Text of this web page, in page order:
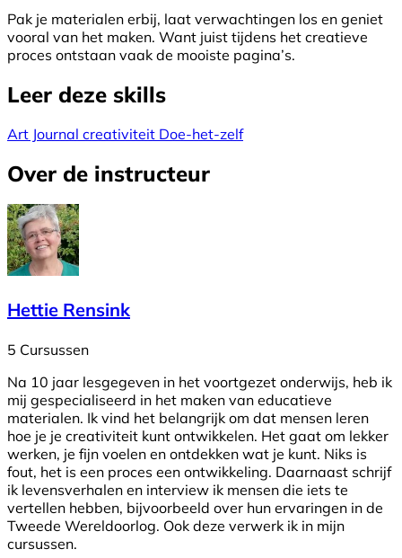
Pak je materialen erbij, laat verwachtingen los en geniet
vooral van het maken. Want juist tijdens het creatieve
proces ontstaan vaak de mooiste pagina’s.
Leer deze skills
Art Journal creativiteit Doe-het-zelf
Over de instructeur
Hettie Rensink
5 Cursussen
Na 10 jaar lesgegeven in het voortgezet onderwijs, heb ik
mij gespecialiseerd in het maken van educatieve
materialen. Ik vind het belangrijk om dat mensen leren
hoe je je creativiteit kunt ontwikkelen. Het gaat om lekker
werken, je fijn voelen en ontdekken wat je kunt. Niks is
fout, het is een proces een ontwikkeling. Daarnaast schrijf
ik levensverhalen en interview ik mensen die iets te
vertellen hebben, bijvoorbeeld over hun ervaringen in de
Tweede Wereldoorlog. Ook deze verwerk ik in mijn
cursussen.